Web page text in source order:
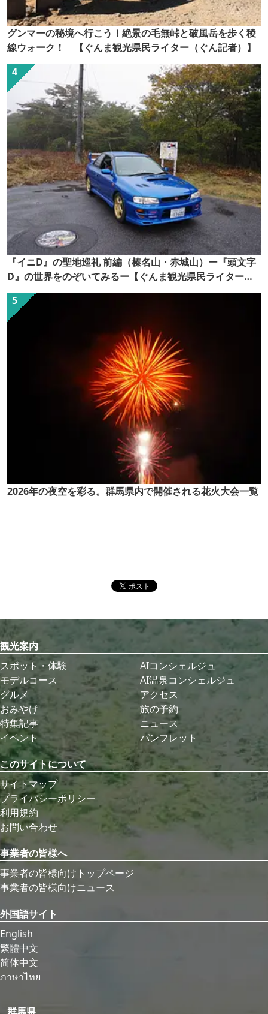
グンマーの秘境へ行こう！絶景の毛無峠と破風岳を歩く稜
線ウォーク！ 【ぐんま観光県民ライター（ぐん記者）】
『イニD』の聖地巡礼 前編（榛名山・赤城山）ー『頭文字
D』の世界をのぞいてみるー【ぐんま観光県民ライター
（ぐん記者）】
2026年の夜空を彩る。群馬県内で開催される花火大会一覧
観光案内
スポット・体験
モデルコース
グルメ
おみやげ
特集記事
イベント
AIコンシェルジュ
AI温泉コンシェルジュ
アクセス
旅の予約
ニュース
パンフレット
このサイトについて
サイトマップ
プライバシーポリシー
利用規約
お問い合わせ
事業者の皆様へ
事業者の皆様向けトップページ
事業者の皆様向けニュース
外国語サイト
English
繁體中文
简体中文
ภาษาไทย